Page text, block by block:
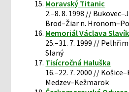
Moravský Titanic
2.–8. 8. 1998 //
Brod–Žiar n.
Memoriál Václava
25.–31. 7. 1999 //
Slaný
Tisícročná Haluška
16.–22. 7. 2000 //
Medzev–Kežmarok